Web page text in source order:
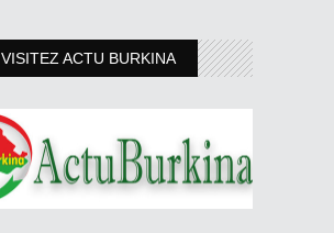
VISITEZ ACTU BURKINA